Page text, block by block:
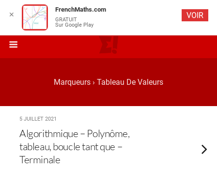
Marqueurs › Tableau De Valeurs
5 JUILLET 2021
Algorithmique – Polynôme,
tableau, boucle tant que –
Terminale
✕
FrenchMaths.com
GRATUIT
Sur Google Play
VOIR